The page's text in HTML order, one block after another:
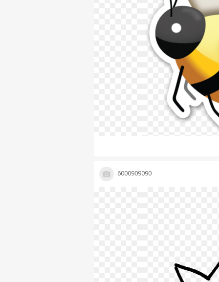
6000909090